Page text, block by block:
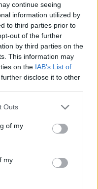
continue seeing
information utilized by
to third parties prior to
out of the further
by third parties on the
This information may
on the IAB’s List of
disclose it to other
Outs
of my
my